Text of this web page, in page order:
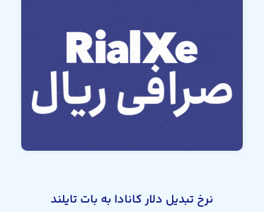
نرخ تبدیل دلار کانادا به بات تایلند